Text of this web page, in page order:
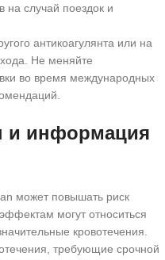
на случай поездок и
антикоагулянта или на
Не меняйте
во время международных
и информация
может повышать риск
могут относиться
кровотечения.
требующие срочной